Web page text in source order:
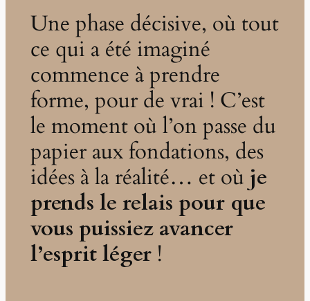
Une phase décisive, où tout
ce qui a été imaginé
commence à prendre
forme, pour de vrai ! C’est
le moment où l’on passe du
papier aux fondations, des
idées à la réalité… et où je
prends le relais pour que
vous puissiez avancer
l’esprit léger!